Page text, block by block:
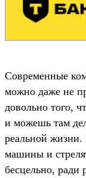
Современные
можно даже не
довольно того,
и можешь там
реальной жизни.
машины и
бесцельно, ради